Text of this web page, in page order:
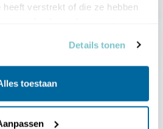
heeft verstrekt of die ze hebben
Details tonen
toestaan
voor € 36,00 per jaar